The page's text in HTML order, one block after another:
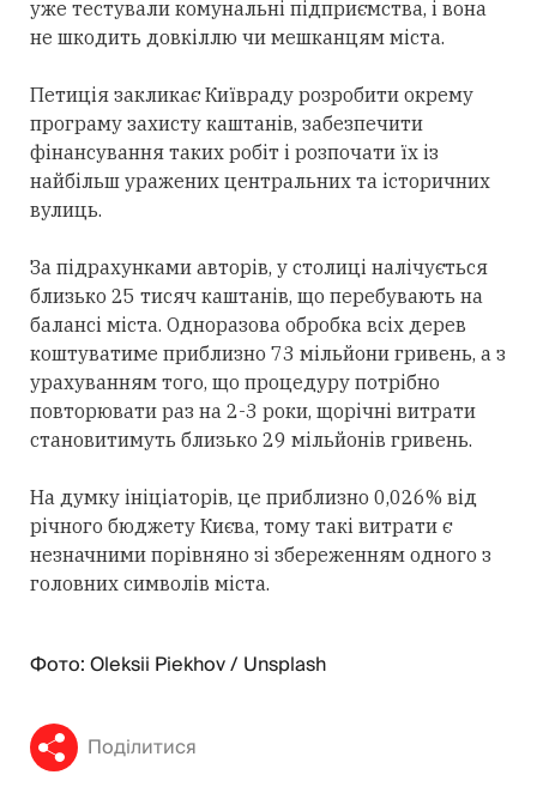
уже тестували комунальні підприємства, і вона
не шкодить довкіллю чи мешканцям міста.
Петиція закликає Київраду розробити окрему
програму захисту каштанів, забезпечити
фінансування таких робіт і розпочати їх із
найбільш уражених центральних та історичних
вулиць.
За підрахунками авторів, у столиці налічується
близько 25 тисяч каштанів, що перебувають на
балансі міста. Одноразова обробка всіх дерев
коштуватиме приблизно 73 мільйони гривень, а з
урахуванням того, що процедуру потрібно
повторювати раз на 2-3 роки, щорічні витрати
становитимуть близько 29 мільйонів гривень.
На думку ініціаторів, це приблизно 0,026% від
річного бюджету Києва, тому такі витрати є
незначними порівняно зі збереженням одного з
головних символів міста.
Фото: Oleksii Piekhov / Unsplash
Поділитися